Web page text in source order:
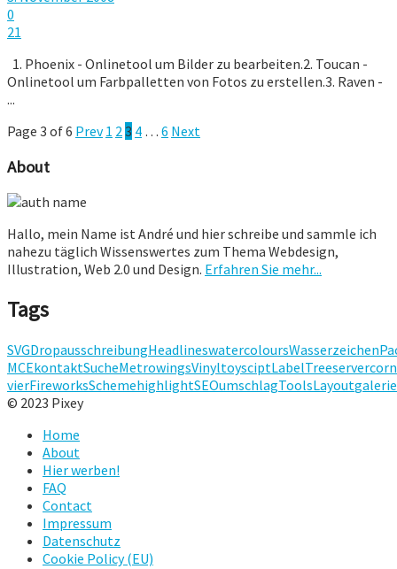
0
21
1. Phoenix - Onlinetool um Bilder zu bearbeiten.2. Toucan -
Onlinetool um Farbpalletten von Fotos zu erstellen.3. Raven -
...
Page 3 of 6 Prev 1 23 4 … 6 Next
About
Hallo, mein Name ist André und hier schreibe und sammle ich
nahezu täglich Wissenswertes zum Thema Webdesign,
Illustration, Web 2.0 und Design. Erfahren Sie mehr...
Tags
SVGDropausschreibungHeadlineswatercoloursWasserzeichen
MCEkontaktSucheMetrowingsVinyltoysciptLabelTreeserver
vierFireworksSchemehighlightSEOumschlagToolsLayoutgalerie
© 2023 Pixey
Home
About
Hier werben!
FAQ
Contact
Impressum
Datenschutz
Cookie Policy (EU)